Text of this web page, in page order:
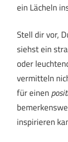
ein Lächeln
Stell dir vor,
siehst ein
oder
vermitteln
für einen
inspirieren